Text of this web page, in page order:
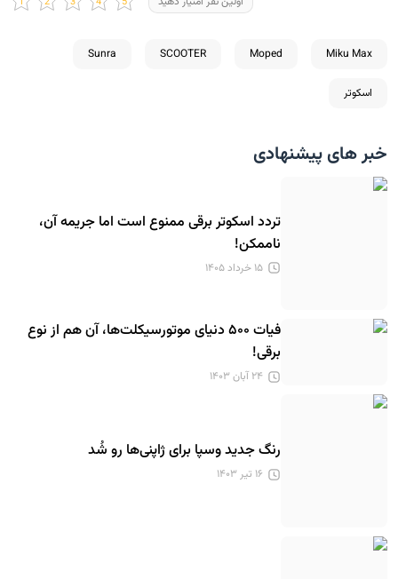
Miku Max
Moped
SCOOTER
Sunra
اسکوتر
خبر های پیشنهادی
تردد اسکوتر برقی ممنوع است اما جریمه آن،
ناممکن!
۱۵ خرداد ۱۴۰۵
فیات ۵۰۰ دنیای موتورسیکلت‌ها، آن هم از نوع
برقی!
۲۴ آبان ۱۴۰۳
رنگ جدید وسپا برای ژاپنی‌ها رو شُد
۱۶ تیر ۱۴۰۳